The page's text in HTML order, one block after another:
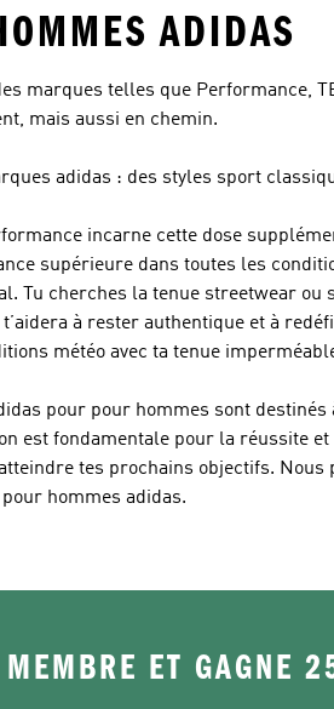
ADIDAS
marques telles que Performance,
mais aussi en chemin.
adidas : des styles sport
incarne cette dose
supérieure dans toutes les
Tu cherches la tenue streetwear ou
à rester authentique et à
météo avec ta tenue
pour pour hommes sont
est fondamentale pour la réussite
tes prochains objectifs. Nous
hommes adidas.
ET GAGNE